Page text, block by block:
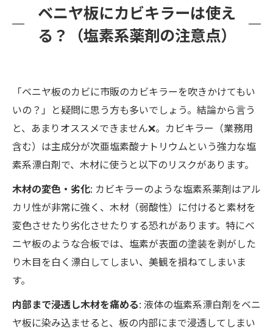
ベニヤ板にカビキラーは使え
る？（塩素系薬剤の注意点）
「ベニヤ板のカビに市販のカビキラーを吹きかけてもい
いの？」と疑問に思う方も多いでしょう。結論から言う
と、あまりオススメできません❌。カビキラー（業務用
含む）は主成分が次亜塩素酸ナトリウムという強力な塩
素系漂白剤で、木材に使うと以下のリスクがあります。
木材の変色・劣化: カビキラーのような塩素系薬剤はアル
カリ性が非常に強く、木材（弱酸性）に付けると素材を
変色させたり劣化させたりする恐れがあります。特にベ
ニヤ板のような合板では、塩素が表面の塗装を剥がした
り木目を白く漂白してしまい、美観を損ねてしまいま
す。
内部まで浸透し木材を痛める: 液体の塩素系漂白剤をベニ
ヤ板に染み込ませると、板の内部にまで浸透してしまい